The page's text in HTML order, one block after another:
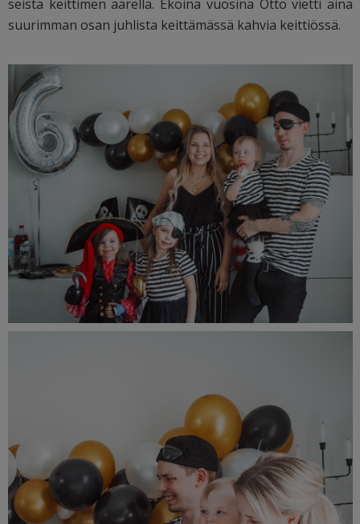
seistä keittimen äärellä. Ekoina vuosina Otto vietti aina
suurimman osan juhlista keittämässä kahvia keittiössä.